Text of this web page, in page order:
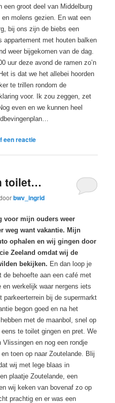
een groot deel van Middelburg
molens gezien. En wat een
bij ons zijn de biebs een
appartement met houten balken
weer bijgekomen van de dag.
uur deze avond de ramen zo’n
is dat we het allebei hoorden
te trillen rondom de
voor. Ik zou zeggen, zet
even en we kunnen heel
een reactie
toilet…
bwv_ingrid
voor mijn ouders weer
weg want vakantie. Mijn
ophalen en wij gingen door
Zeeland omdat wij de
bekijken. En dan loop je
de behoefte aan een café met
werkelijk waar nergens iets
bij de supermarkt
begon goed en na het
met de maanbol, snel op
te toilet gingen en pret. We
Vlissingen en nog een rondje
toen op naar Zoutelande. Blij
wij met lege blaas in
plaatje Zoutelande, een
wij keken van bovenaf zo op
prachtig en er was een